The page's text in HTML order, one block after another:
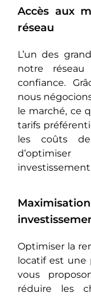
Accès aux
réseau
L’un des
notre
confiance.
nous
le marché, ce
tarifs
les coûts
Optimiser la
locatif est une
vous
réduire les